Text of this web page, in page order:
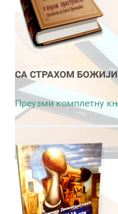
СА СТРАХОМ
Преузми комплетну